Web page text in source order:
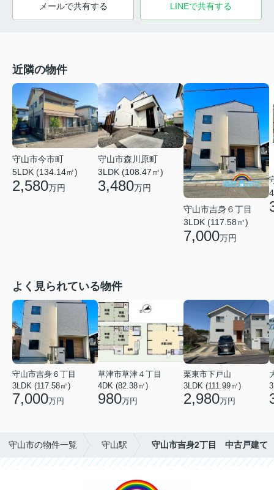
メールで共有する LINEで共有する
近隣の物件
守山市今市町
5LDK (134.14㎡)
2,580万円
守山市森川原町
3LDK (108.47㎡)
3,480万円
守山市吉身６丁目
3LDK (117.58㎡)
7,000万円
よく見られている物件
守山市吉身６丁目
3LDK (117.58㎡)
7,000万円
草津市草津４丁目
4DK (82.38㎡)
980万円
栗東市下戸山
3LDK (111.99㎡)
2,980万円
守山市の物件一覧 守山駅 守山市吉身2丁目 中古戸建て